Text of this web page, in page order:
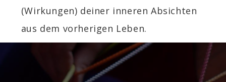
(Wirkungen) deiner inneren Absichten
aus dem vorherigen Leben.